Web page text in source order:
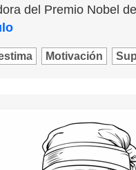
del Premio Nobel
Motivación